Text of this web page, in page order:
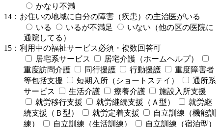
かなり不満
14：お住いの地域に自分の障害（疾患）の主治医がいる
いる
いるが不満足
いない（他の区の医院に
通院してる）
15：利用中の福祉サービス必須・複数回答可
居宅系サービス
居宅介護（ホームヘルプ）
重度訪問介護
同行援護 行動援護
重度障害者
等包括支援
短期入所（ショートステイ）
通所系
サービス
生活介護 療養介護
施設入所支援
就労移行支援
就労継続支援（Ａ型）
就労継
続支援（Ｂ型）
就労定着支援
自立訓練（機能訓
練）
自立訓練（生活訓練）
自立訓練（宿泊型）